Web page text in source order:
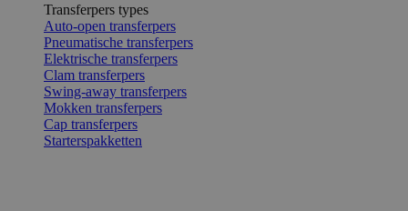
Transferpers types
Auto-open transferpers
Pneumatische transferpers
Elektrische transferpers
Clam transferpers
Swing-away transferpers
Mokken transferpers
Cap transferpers
Starterspakketten